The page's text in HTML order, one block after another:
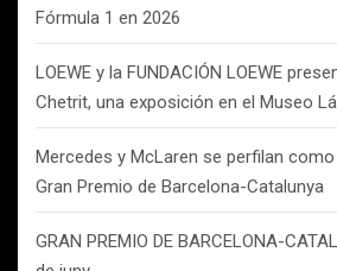
Fórmula 1 en 2026
LOEWE y la FUNDACIÓN LOEWE
Chetrit, una exposición en el Museo
Mercedes y McLaren se perfilan
Gran Premio de Barcelona-Catalunya
GRAN PREMIO DE BARCELONA-